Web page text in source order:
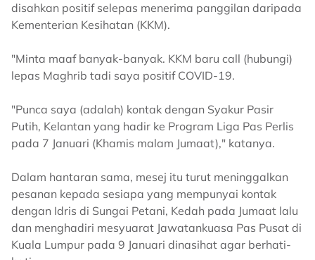
disahkan positif selepas menerima panggilan daripada
Kementerian Kesihatan (KKM).
"Minta maaf banyak-banyak. KKM baru call (hubungi)
lepas Maghrib tadi saya positif COVID-19.
"Punca saya (adalah) kontak dengan Syakur Pasir
Putih, Kelantan yang hadir ke Program Liga Pas Perlis
pada 7 Januari (Khamis malam Jumaat)," katanya.
Dalam hantaran sama, mesej itu turut meninggalkan
pesanan kepada sesiapa yang mempunyai kontak
dengan Idris di Sungai Petani, Kedah pada Jumaat lalu
dan menghadiri mesyuarat Jawatankuasa Pas Pusat di
Kuala Lumpur pada 9 Januari dinasihat agar berhati-